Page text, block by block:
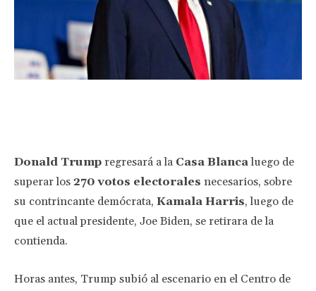
Donald Trump regresará a la Casa Blancaluego de
superar los 270 votos electorales necesarios, sobre
su contrincante demócrata, Kamala Harris, luego de
que el actual presidente, Joe Biden, se retirara de la
contienda.
Horas antes, Trump subió al escenario en el Centro de